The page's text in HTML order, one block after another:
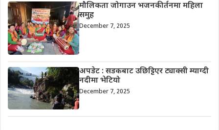
मौलिकता जोगाउन भजनकीर्तनमा महिला
समुह
December 7, 2025
अपडेट : सडकबाट उछिट्टिएर ट्याक्सी म्याग्दी
नदीमा भेटियो
December 7, 2025